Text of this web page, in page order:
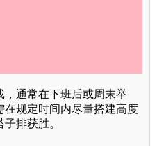
，通常在下班后或周末举
规定时间内尽量搭建高度
排获胜。